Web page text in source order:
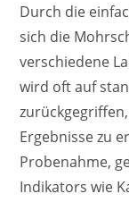
Durch die
sich die
verschiedene
wird oft auf
Ergebnisse zu
Probenahme,
Indikators wie